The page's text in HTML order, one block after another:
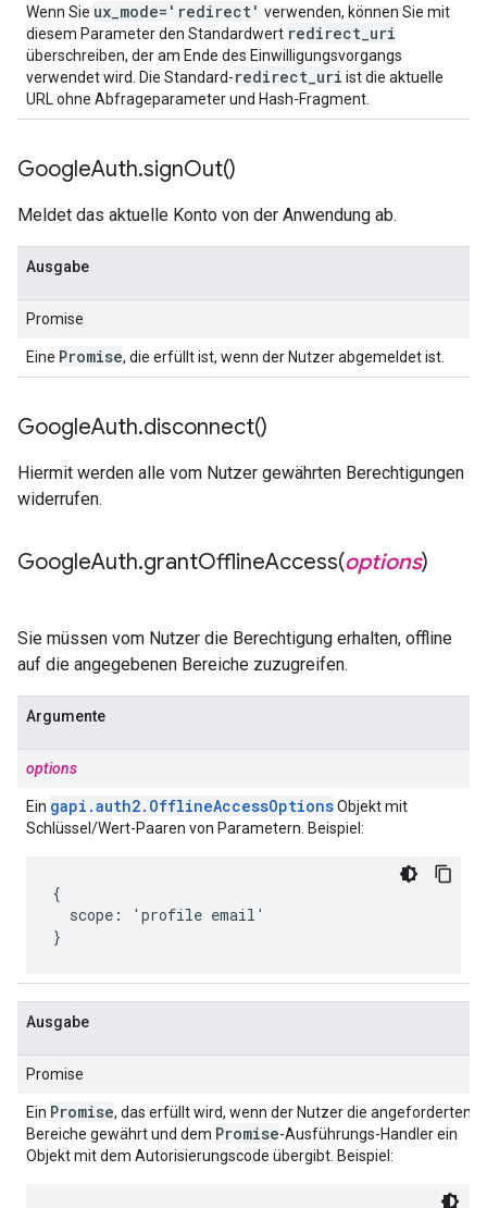
Wenn Sie ux mode='redirect' verwenden, können Sie mit
diesem Parameter den Standardwert redirect uri
überschreiben, der am Ende des Einwilligungsvorgangs
verwendet wird. Die Standard-redirect uri ist die aktuelle
URL ohne Abfrageparameter und Hash-Fragment.
GoogleAuth.signOut()
Meldet das aktuelle Konto von der Anwendung ab.
Ausgabe
Promise
Eine Promise, die erfüllt ist, wenn der Nutzer abgemeldet ist.
GoogleAuth.disconnect()
Hiermit werden alle vom Nutzer gewährten Berechtigungen
widerrufen.
GoogleAuth.grantOfflineAccess(options)
Sie müssen vom Nutzer die Berechtigung erhalten, offline
auf die angegebenen Bereiche zuzugreifen.
Argumente
options
Ein gapi .auth2. OfflineAccessOptionsObjekt mit
Schlüssel/Wert-Paaren von Parametern. Beispiel:
{
  scope: 'profile email'
}
Ausgabe
Promise
Ein Promise, das erfüllt wird, wenn der Nutzer die angeforderten
Bereiche gewährt und dem Promise-Ausführungs-Handler ein
Objekt mit dem Autorisierungscode übergibt. Beispiel: